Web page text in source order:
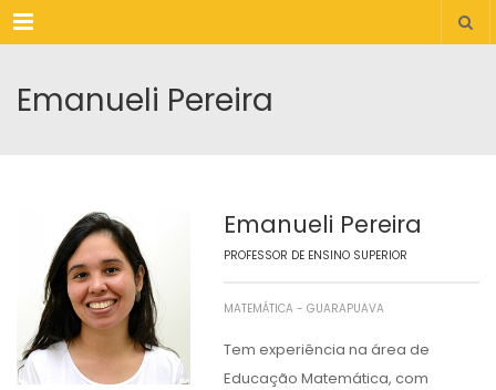
Menu
Emanueli Pereira
Emanueli Pereira
PROFESSOR DE ENSINO SUPERIOR
MATEMÁTICA - GUARAPUAVA
Tem experiência na área de
Educação Matemática, com